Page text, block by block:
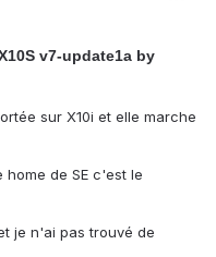
v7-update1a by
sur X10i et elle marche
de SE c'est le
je n'ai pas trouvé de